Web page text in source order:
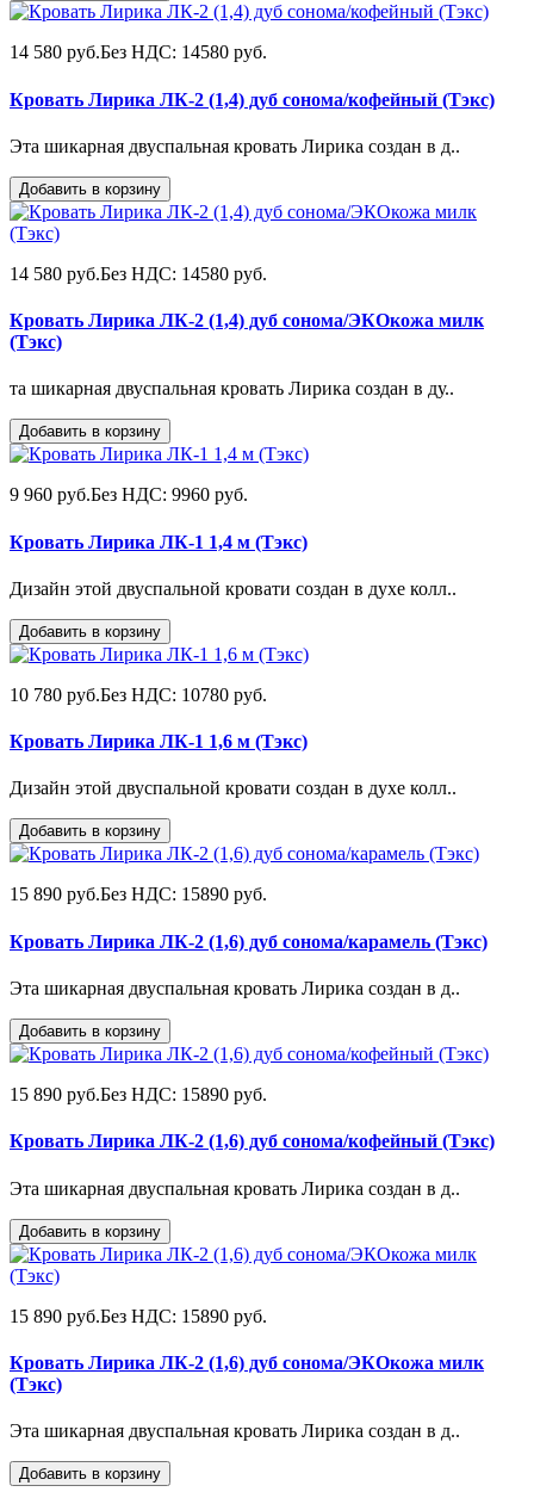
14 580 руб.Без НДС: 14580 руб.
Кровать Лирика ЛК-2 (1,4) дуб сонома/кофейный (Тэкс)
Эта шикарная двуспальная кровать Лирика создан в д..
Добавить в корзину
14 580 руб.Без НДС: 14580 руб.
Кровать Лирика ЛК-2 (1,4) дуб сонома/ЭКОкожа милк
(Тэкс)
та шикарная двуспальная кровать Лирика создан в ду..
Добавить в корзину
9 960 руб.Без НДС: 9960 руб.
Кровать Лирика ЛК-1 1,4 м (Тэкс)
Дизайн этой двуспальной кровати создан в духе колл..
Добавить в корзину
10 780 руб.Без НДС: 10780 руб.
Кровать Лирика ЛК-1 1,6 м (Тэкс)
Дизайн этой двуспальной кровати создан в духе колл..
Добавить в корзину
15 890 руб.Без НДС: 15890 руб.
Кровать Лирика ЛК-2 (1,6) дуб сонома/карамель (Тэкс)
Эта шикарная двуспальная кровать Лирика создан в д..
Добавить в корзину
15 890 руб.Без НДС: 15890 руб.
Кровать Лирика ЛК-2 (1,6) дуб сонома/кофейный (Тэкс)
Эта шикарная двуспальная кровать Лирика создан в д..
Добавить в корзину
15 890 руб.Без НДС: 15890 руб.
Кровать Лирика ЛК-2 (1,6) дуб сонома/ЭКОкожа милк
(Тэкс)
Эта шикарная двуспальная кровать Лирика создан в д..
Добавить в корзину